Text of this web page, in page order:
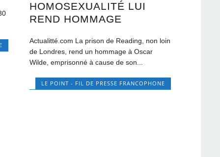
HOMOSEXUALITÉ LUI
REND HOMMAGE
Actualitté.com La prison de Reading, non loin
de Londres, rend un hommage à Oscar
Wilde, emprisonné à cause de son...
LE POINT - FIL DE PRESSE FRANCOPHONE